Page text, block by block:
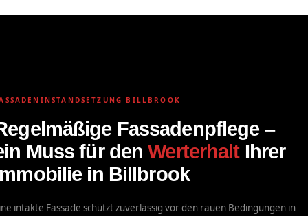
Billbrook
BILLBROOK
Fassadenpflege –
Muss für denWerterhaltIhrer
in Billbrook
intakte Fassade schützt zuverlässig vor den rauen Bedingungen in